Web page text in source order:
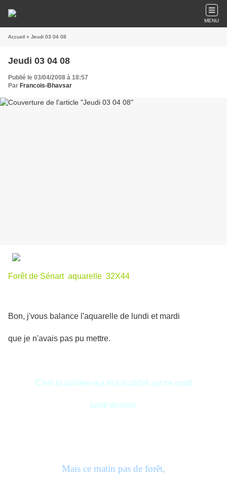
MENU
Accueil » Jeudi 03 04 08
Jeudi 03 04 08
Publié le 03/04/2008 à 18:57
Par Francois-Bhavsar
Forêt de Sénart aquarelle 32X44
Bon, j'vous balance l'aquarelle de lundi et mardi
que je n'avais pas pu mettre.
C'est la lumière qui m'a scotché sur ce motif
lundi dernier.
Mais ce matin pas de forêt,